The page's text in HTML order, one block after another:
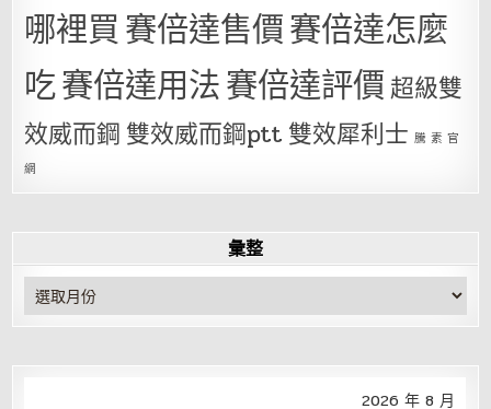
哪裡買賽倍達售價賽倍達怎麼
吃賽倍達用法賽倍達評價超級雙
效威而鋼 雙效威而鋼ptt 雙效犀利士 騰 素 官
網
彙整
彙
整
2026 年 8 月